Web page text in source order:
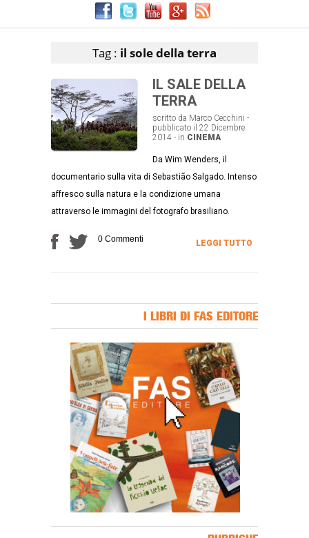
Tag : il sole della terra
IL SALE DELLA
TERRA
scritto da Marco Cecchini -
pubblicato il 22 Dicembre
2014 - in CINEMA
Da Wim Wenders, il
documentario sulla vita di Sebastião Salgado. Intenso
affresco sulla natura e la condizione umana
attraverso le immagini del fotografo brasiliano.
0 Commenti LEGGI TUTTO
I LIBRI DI FAS EDITORE